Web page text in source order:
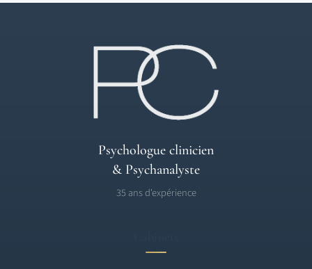
Psychologue clinicien
& Psychanalyste
35 ans d'expérience